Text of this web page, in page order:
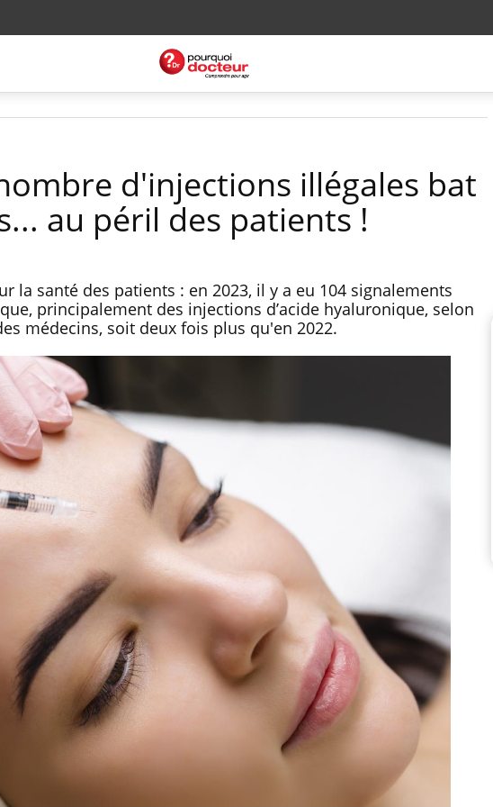
d'injections illégales bat
au péril des patients !
la santé des patients : en 2023, il y a eu 104 signalements
principalement des injections d’acide hyaluronique, selon
médecins, soit deux fois plus qu'en 2022.
Comment éviter une otite
pendant les vacances ?
Hantavirus : un cas
détecté chez un touriste
en France
Mortalité infantile : un
rapport s’interroge sur
son taux élevé en France
Toujours connectés :
comment le travail
empiète de plus en plus
sur nos soirées